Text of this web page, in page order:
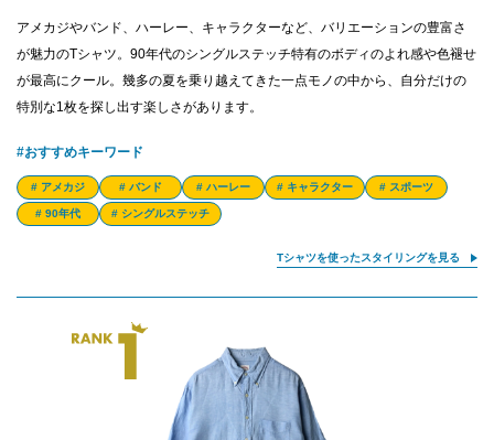
アメカジやバンド、ハーレー、キャラクターなど、バリエーションの豊富さ
が魅力のTシャツ。90年代のシングルステッチ特有のボディのよれ感や色褪せ
が最高にクール。幾多の夏を乗り越えてきた一点モノの中から、自分だけの
特別な1枚を探し出す楽しさがあります。
#おすすめキーワード
# アメカジ # バンド # ハーレー # キャラクター # スポーツ
# 90年代 # シングルステッチ
Tシャツを使ったスタイリングを見る